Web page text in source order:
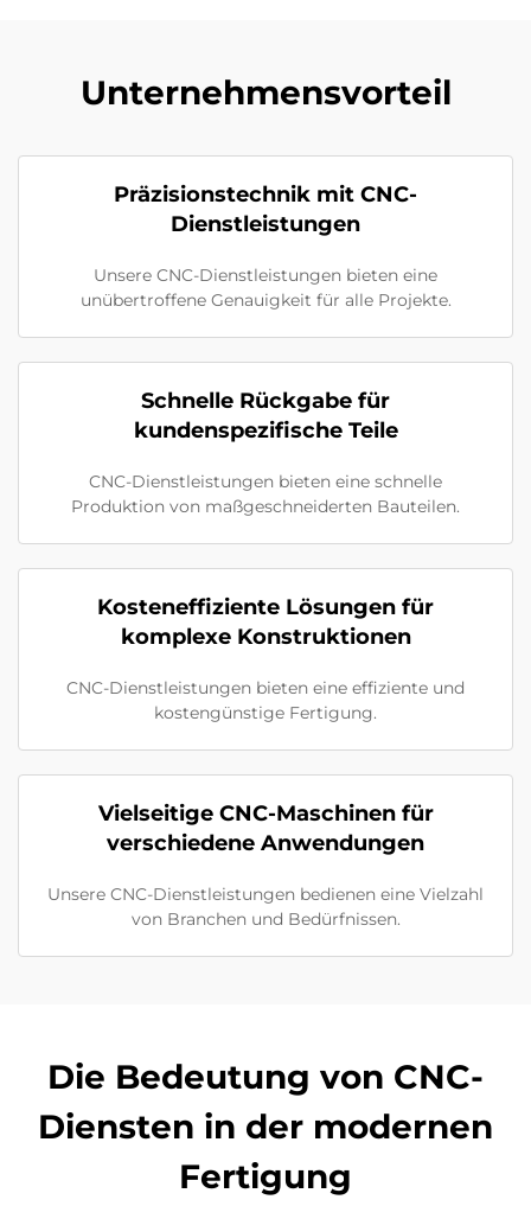
Unternehmensvorteil
Präzisionstechnik mit CNC-
Dienstleistungen
Unsere CNC-Dienstleistungen bieten eine
unübertroffene Genauigkeit für alle Projekte.
Schnelle Rückgabe für
kundenspezifische Teile
CNC-Dienstleistungen bieten eine schnelle
Produktion von maßgeschneiderten Bauteilen.
Kosteneffiziente Lösungen für
komplexe Konstruktionen
CNC-Dienstleistungen bieten eine effiziente und
kostengünstige Fertigung.
Vielseitige CNC-Maschinen für
verschiedene Anwendungen
Unsere CNC-Dienstleistungen bedienen eine Vielzahl
von Branchen und Bedürfnissen.
Die Bedeutung von CNC-
Diensten in der modernen
Fertigung